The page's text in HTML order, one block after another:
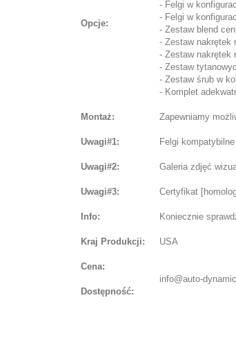
Opcje:
- Felgi w
- Felgi w
- Zestaw blend
- Zestaw nakrętek
- Zestaw nakrętek
- Zestaw
- Zestaw śrub w
- Komplet
Montaż: Zapewniamy
Uwagi#1: Felgi
Uwagi#2: Galeria zdjęć
Uwagi#3: Certyfikat
Info: Koniecznie
Kraj Produkcji: USA
Cena:
info@auto-
Dostępność: